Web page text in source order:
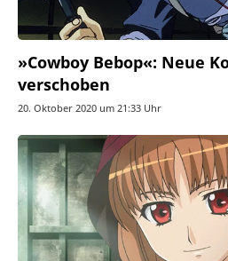
»Cowboy Bebop«: Neue
verschoben
20. Oktober 2020 um 21:33 Uhr